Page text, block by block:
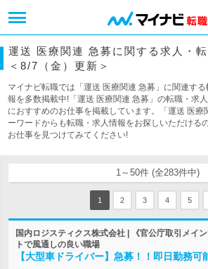
運送 医療関連 急募に関する求人・
＜8/7（金）更新＞
マイナビ転職では「運送 医療関連 急募」に関連す
報を多数掲載中!「運送 医療関連 急募」の転職・求
におすすめのお仕事を掲載しています。「運送 医療
ーワードからも転職・求人情報をお探しいただける
お仕事を見つけてみてください!
1～50件 (全283件中)
1 2 3 4 5
国内ロジスティクス株式会社 | 《官公庁取引メイ
トで風通しの良い職場
【大型車ドライバー】急募！！即日勤務可